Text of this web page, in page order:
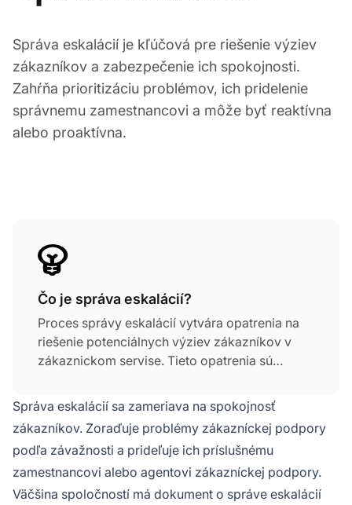
Správa eskalácií je kľúčová pre riešenie výziev
zákazníkov a zabezpečenie ich spokojnosti.
Zahŕňa prioritizáciu problémov, ich pridelenie
správnemu zamestnancovi a môže byť reaktívna
alebo proaktívna.
Čo je správa eskalácií?
Proces správy eskalácií vytvára opatrenia na
riešenie potenciálnych výziev zákazníkov v
zákaznickom servise. Tieto opatrenia sú
spoločnosť pred nespokojnosťou zákazníkov.
Správa eskalácií sa zameriava na spokojnosť
zákazníkov. Zoraďuje problémy zákazníckej podpory
podľa závažnosti a prideľuje ich príslušnému
zamestnancovi alebo agentovi zákazníckej podpory.
Väčšina spoločností má dokument o správe eskalácií